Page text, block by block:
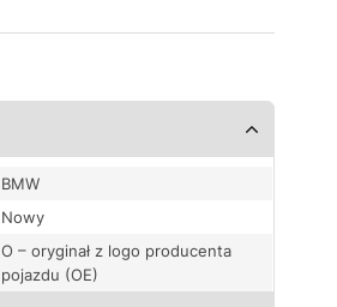
BMW
Nowy
O – oryginał z logo producenta
pojazdu (OE)